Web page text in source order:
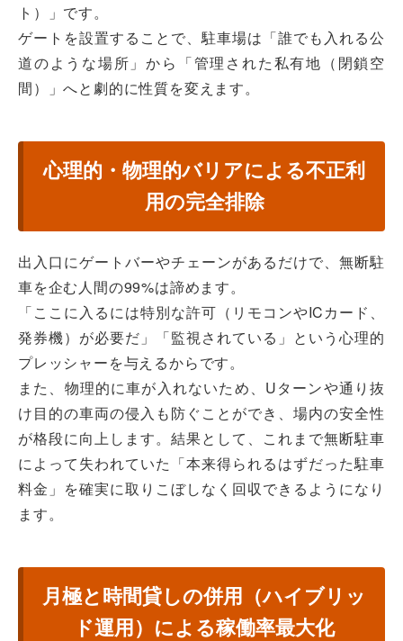
ト）」です。
ゲートを設置することで、駐車場は「誰でも入れる公
道のような場所」から「管理された私有地（閉鎖空
間）」へと劇的に性質を変えます。
心理的・物理的バリアによる不正利
用の完全排除
出入口にゲートバーやチェーンがあるだけで、無断駐
車を企む人間の99%は諦めます。
「ここに入るには特別な許可（リモコンやICカード、
発券機）が必要だ」「監視されている」という心理的
プレッシャーを与えるからです。
また、物理的に車が入れないため、Uターンや通り抜
け目的の車両の侵入も防ぐことができ、場内の安全性
が格段に向上します。結果として、これまで無断駐車
によって失われていた「本来得られるはずだった駐車
料金」を確実に取りこぼしなく回収できるようになり
ます。
月極と時間貸しの併用（ハイブリッ
ド運用）による稼働率最大化